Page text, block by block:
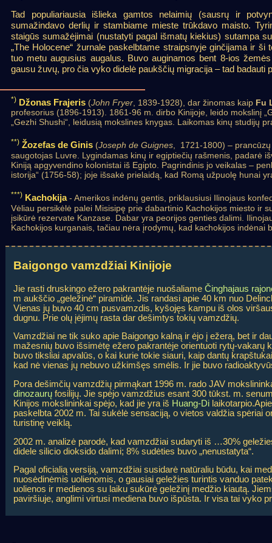
Tad populiariausia išlieka gamtos nelaimių (sausrų ir
sumažindavo derlių ir stambiame mieste trūkdavo maisto.
staigūs sumažėjimai (nustatyti pagal išmatų kiekius) sutampa
„The Holocene“ žurnale paskelbtame straipsnyje ginčijama ir
tuo metu augusius augalus. Buvo auginamos bent 8-ios
gausu žuvų, pro čia vyko didelė paukščių migracija – tad badauti
*) Džonas Frajeris (John Fryer , 1839-1928), dar žinomas kaip Fu
profesorius (1896-1913). 1861-96 m. dirbo Kinijoje, leido mokslinį
„Gezhi Shushi“, leidusią mokslines knygas. Laikomas kinų studijų
**) Žozefas de Ginis (Joseph de Guignes , 1721-1800) –
saugotojas Luvre. Lygindamas kinų ir egiptiečių rašmenis, padarė
Kiniją apgyvendino kolonistai iš Egipto. Pagrindinis jo veikalas –
istorija“ (1756-58); joje išsakė prielaidą, kad Romą užpuolę hunai
***) Kachokija- Amerikos indėnų gentis, priklausiusi Ilinojaus
Vėliau persikėlė palei Misisipę prie dabartinio Kachokijos miesto ir
įsikūrė rezervate Kanzase. Dabar yra peorijos genties dalimi.
Kachokijos kurganais, tačiau nėra įrodymų, kad kachokijos indėnai
Baigongo vamzdžiai Kinijoje
Jie rasti druskingo ežero pakrantėje nuošaliame Činghajaus
m aukščio „geležinė“ piramidė. Jis randasi apie 40 km nuo
Vienas jų buvo 40 cm pusvamzdis, kyšojęs kampu iš olos
dugnu. Prie olų įėjimų rasta dar dešimtys tokių vamzdžių.
Vamzdžiai ne tik suko apie Baigongo kalną ir ėjo į ežerą, bet ir
mažesnių buvo išsimėtę ežero pakrantėje orientuoti rytų-vakarų
buvo tiksliai apvalūs, o kai kurie tokie siauri, kaip dantų
kad nė vienas jų nebuvo užkimšęs smėlis. Ir jie buvo
Pora dešimčių vamzdžių pirmąkart 1996 m. rado JAV
dinozaurų fosilijų. Jie spėjo vamzdžius esant 300 tūkst. m.
Kinijos mokslininkai spėjo, kad jie yra iš Huang-Di
paskelbta 2002 m. Tai sukėlė sensaciją, o vietos valdžia spėriai
turistinę veiklą.
2002 m. analizė parodė, kad vamzdžiai sudaryti iš …30%
didele silicio dioksido dalimi; 8% sudėties buvo „nenustatyta“.
Pagal oficialią versiją, vamzdžiai susidarė natūraliu būdu, kai
nuosėdinėmis uolienomis, o gausiai geležies turintis vanduo
uolienos ir medienos su laiku sukūrė geležinį medžio kiautą.
paviršiuje, anglimi virtusi mediena buvo išpūsta. Ir visa tai vyko